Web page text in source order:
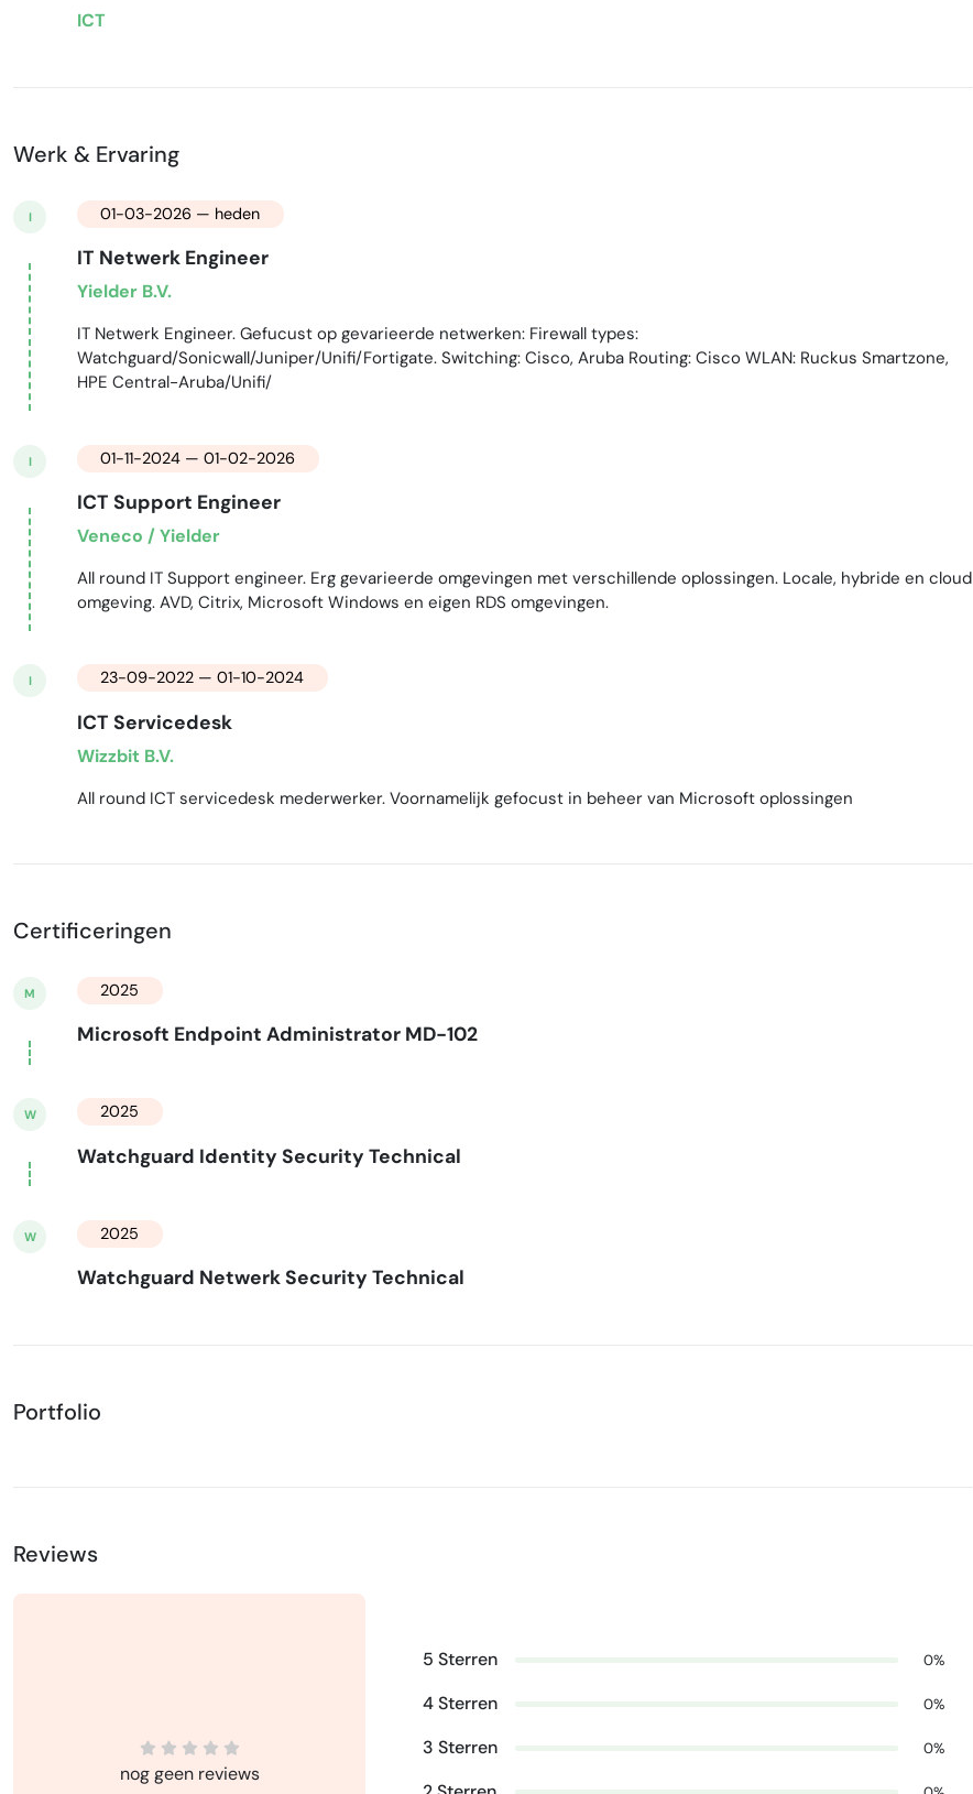
ICT
Werk & Ervaring
I 01-03-2026 — heden
IT Netwerk Engineer
Yielder B.V.
IT Netwerk Engineer. Gefucust op gevarieerde netwerken: Firewall types:
Watchguard/Sonicwall/Juniper/Unifi/Fortigate. Switching: Cisco, Aruba Routing: Cisco WLAN: Ruckus Smartzone,
HPE Central-Aruba/Unifi/
I 01-11-2024 — 01-02-2026
ICT Support Engineer
Veneco / Yielder
All round IT Support engineer. Erg gevarieerde omgevingen met verschillende oplossingen. Locale, hybride en cloud
omgeving. AVD, Citrix, Microsoft Windows en eigen RDS omgevingen.
I 23-09-2022 — 01-10-2024
ICT Servicedesk
Wizzbit B.V.
All round ICT servicedesk mederwerker. Voornamelijk gefocust in beheer van Microsoft oplossingen
Certificeringen
M 2025
Microsoft Endpoint Administrator MD-102
W 2025
Watchguard Identity Security Technical
W 2025
Watchguard Netwerk Security Technical
Portfolio
Reviews
nog geen reviews
5 Sterren 0%
4 Sterren 0%
3 Sterren 0%